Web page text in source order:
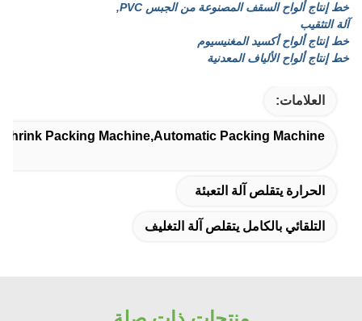
خط إنتاج ألواح السقف المصنوعة من الجبس PVC,
آلة التثقيب
خط إنتاج ألواح أكسيد المغنيسيوم
خط إنتاج ألواح الألياف المعدنية
العلامات:
Packing Machine,automatic Packing Machine
الحرارة يتقلص آلة التعبئة
التلقائي بالكامل يتقلص آلة التغليف